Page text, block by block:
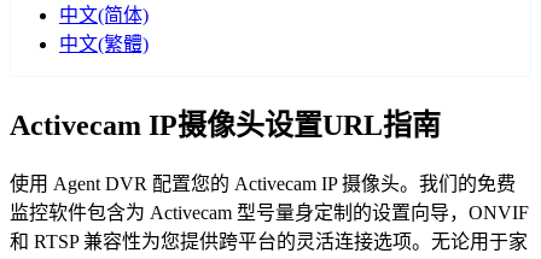
中文(简体)
中文(繁體)
Activecam IP摄像头设置URL指南
使用 Agent DVR 配置您的 Activecam IP 摄像头。我们的免费
监控软件包含为 Activecam 型号量身定制的设置向导，ONVIF
和 RTSP 兼容性为您提供跨平台的灵活连接选项。无论用于家